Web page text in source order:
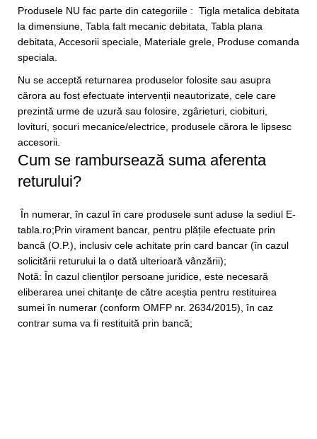
Produsele NU fac parte din categoriile : Tigla metalica debitata
la dimensiune, Tabla falt mecanic debitata, Tabla plana
debitata, Accesorii speciale, Materiale grele, Produse comanda
speciala.
Nu se acceptă returnarea produselor folosite sau asupra
cărora au fost efectuate intervenții neautorizate, cele care
prezintă urme de uzură sau folosire, zgârieturi, ciobituri,
lovituri, șocuri mecanice/electrice, produsele cărora le lipsesc
accesorii.
Cum se rambursează suma aferenta
returului?
În numerar, în cazul în care produsele sunt aduse la sediul E-
tabla.ro;Prin virament bancar, pentru plățile efectuate prin
bancă (O.P.), inclusiv cele achitate prin card bancar (în cazul
solicitării returului la o dată ulterioară vânzării);
Notă: În cazul clienților persoane juridice, este necesară
eliberarea unei chitanțe de către aceștia pentru restituirea
sumei în numerar (conform OMFP nr. 2634/2015), în caz
contrar suma va fi restituită prin bancă;